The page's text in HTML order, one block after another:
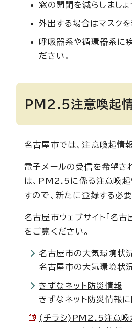
窓の開閉を減らしましょ
外出する場合はマスクを
呼吸器系や循環器系に
ださい。
PM2.5注意喚起情
名古屋市では、注意喚起情
電子メールの受信を希望さ
は、PM2.5に係る注意喚起
すので、新たに登録する必
名古屋市ウェブサイト「名
をご覧ください。
名古屋市の大気環境状
名古屋市の大気環境状
きずなネット防災情報
きずなネット防災情報に
(チラシ)PM2.5注意喚